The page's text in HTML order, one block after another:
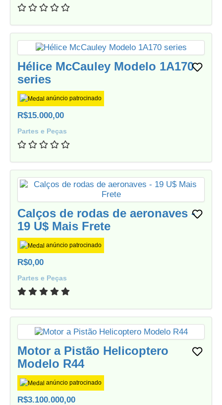
Hélice McCauley Modelo 1A170
series
anúncio patrocinado
R$15.000,00
Partes e Peças
Calços de rodas de aeronaves -
19 U$ Mais Frete
anúncio patrocinado
R$0,00
Partes e Peças
Motor a Pistão Helicoptero
Modelo R44
anúncio patrocinado
R$3.100.000,00